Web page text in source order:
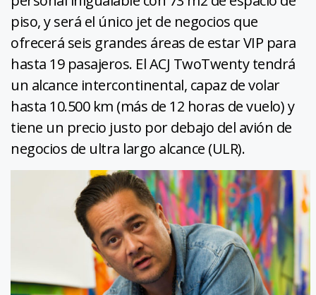
piso, y será el único jet de negocios que
ofrecerá seis grandes áreas de estar VIP para
hasta 19 pasajeros. El ACJ TwoTwenty tendrá
un alcance intercontinental, capaz de volar
hasta 10.500 km (más de 12 horas de vuelo) y
tiene un precio justo por debajo del avión de
negocios de ultra largo alcance (ULR).